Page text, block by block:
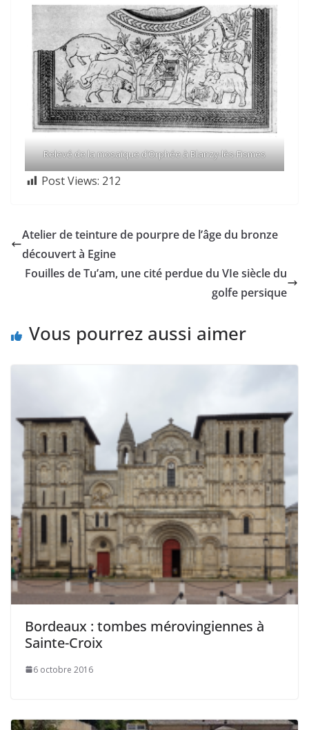
Relevé de la mosaïque d’Orphée à Blanzy-lès-Fismes
Post Views: 212
Atelier de teinture de pourpre de l’âge du bronze
découvert à Egine
Fouilles de Tu’am, une cité perdue du VIe siècle du
golfe persique
Vous pourrez aussi aimer
Bordeaux : tombes mérovingiennes à
Sainte-Croix
6 octobre 2016